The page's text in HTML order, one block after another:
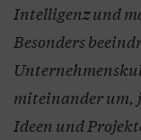
Intelligenz und
Besonders
miteinander um,
Ideen und